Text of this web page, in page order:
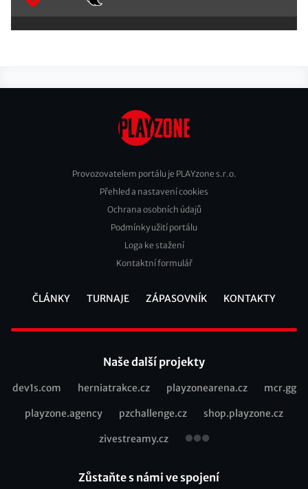
Footer
Provozovatelem portálu je PLAYzone s.r.o.
Přehled a nastavení cookies
Ochrana osobních údajů
Podmínky užití portálu
Loga ke stažení
Kontaktní formulář
ČLÁNKY TURNAJE ZÁPASOVNÍK KONTAKTY
Naše další projekty
Recommended
dev1s.com herniatrakce.cz playzonearena.cz mcr.gg
playzone.agency pzchallenge.cz shop.playzone.cz
zivestreamy.cz
Zůstaňte s námi ve spojení